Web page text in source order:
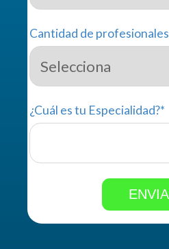
Cantidad de profesionales
¿Cuál es tu Especialidad?*